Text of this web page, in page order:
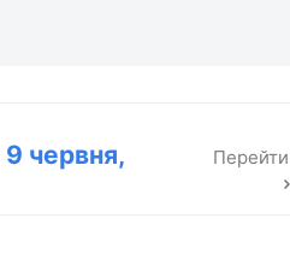
9 червня,
Перейти